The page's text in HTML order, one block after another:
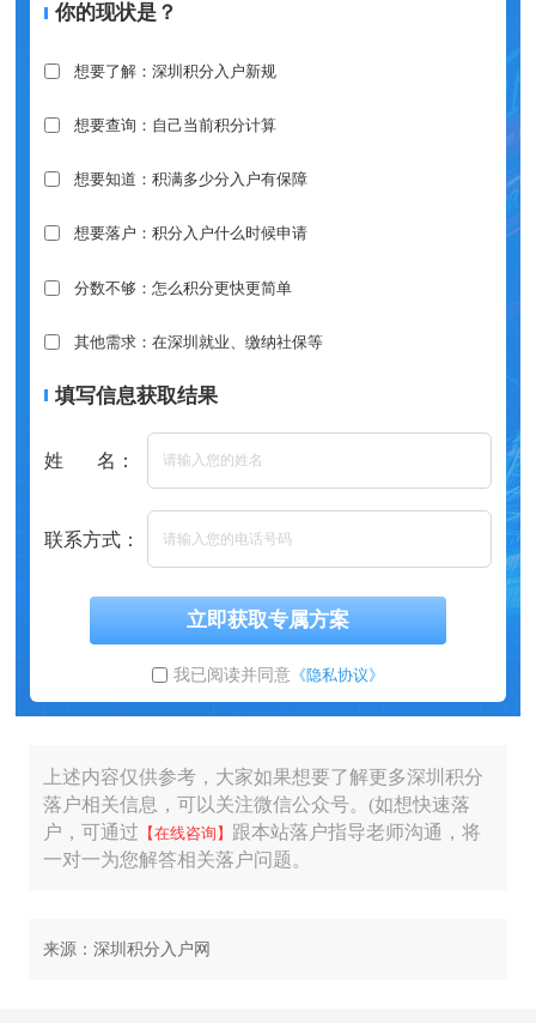
你的现状是？
想要了解：深圳积分入户新规
想要查询：自己当前积分计算
想要知道：积满多少分入户有保障
想要落户：积分入户什么时候申请
分数不够：怎么积分更快更简单
其他需求：在深圳就业、缴纳社保等
填写信息获取结果
姓 名：
联系方式：
立即获取专属方案
我已阅读并同意 《隐私协议》
上述内容仅供参考，大家如果想要了解更多深圳积分
落户相关信息，可以关注微信公众号。(如想快速落
户，可通过 【在线咨询】 跟本站落户指导老师沟通，将
一对一为您解答相关落户问题。
来源：深圳积分入户网